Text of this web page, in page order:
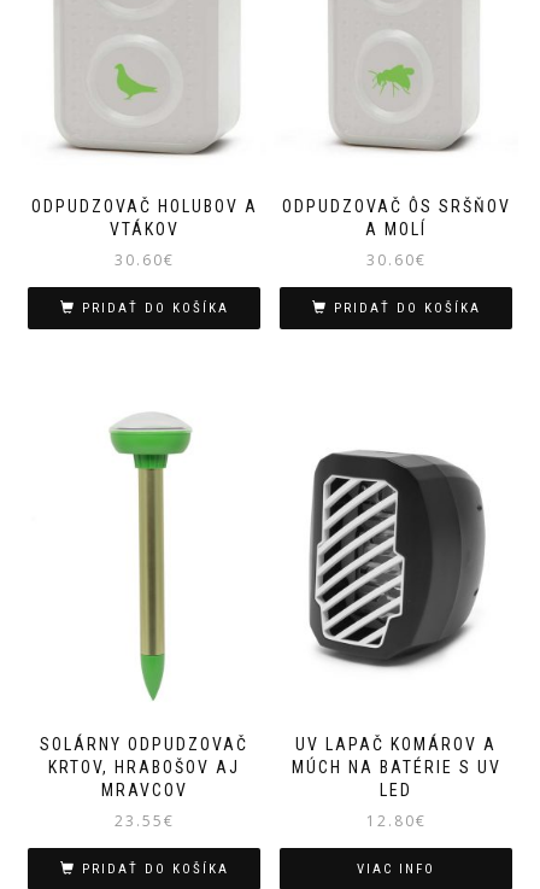
ODPUDZOVAČ HOLUBOV A
VTÁKOV
30.60€
PRIDAŤ DO KOŠÍKA
ODPUDZOVAČ ÔS SRŠŇOV
A MOLÍ
30.60€
PRIDAŤ DO KOŠÍKA
SOLÁRNY ODPUDZOVAČ
KRTOV, HRABOŠOV AJ
MRAVCOV
23.55€
PRIDAŤ DO KOŠÍKA
UV LAPAČ KOMÁROV A
MÚCH NA BATÉRIE S UV
LED
12.80€
VIAC INFO